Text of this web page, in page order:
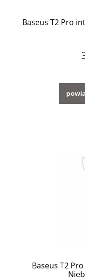
Baseus T2 Pro
Baseus T2